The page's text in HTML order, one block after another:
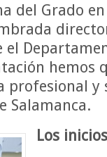
del Grado
el
hemos
profesional y
Salamanca.
Los inicios